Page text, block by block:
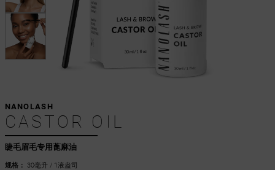
睫毛眉毛专用蓖麻油
NANOLASH
CASTOR OIL
规格： 30毫升 / 1液盎司